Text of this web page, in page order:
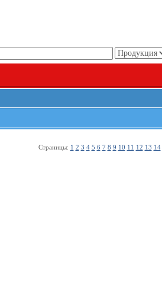
Страницы: 1 2 3 4 5 6 7 8 9 10 11 12 13 14